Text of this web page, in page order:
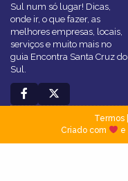
Sul num só lugar! Dicas,
onde ir, o que fazer, as
melhores empresas, locais,
serviços e muito mais no
guia Encontra Santa Cruz do
Sul.
Termos|
Criado com
e